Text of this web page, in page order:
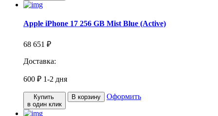
Apple iPhone 17 256 GB Mist Blue (Active)
68 651 ₽
Доставка:
600 ₽ 1-2 дня
Купить
в один клик
В корзину Оформить